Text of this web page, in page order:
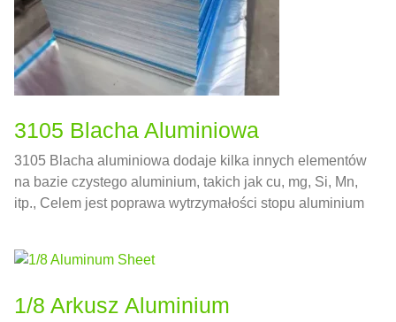
3105 Blacha Aluminiowa
3105 Blacha aluminiowa dodaje kilka innych elementów
na bazie czystego aluminium, takich jak cu, mg, Si, Mn,
itp., Celem jest poprawa wytrzymałości stopu aluminium
1/8 Arkusz Aluminium